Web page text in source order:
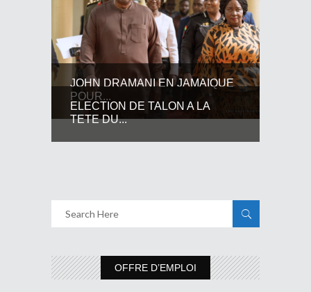
JOHN DRAMANI EN JAMAIQUE
POUR...
ELECTION DE TALON A LA
TETE DU...
OFFRE D’EMPLOI